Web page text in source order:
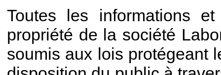
Toutes les informations
propriété de la société
soumis aux lois protégeant